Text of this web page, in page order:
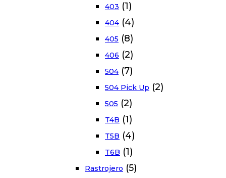
403 (1)
404 (4)
405 (8)
406 (2)
504 (7)
504 Pick Up (2)
505 (2)
T4B (1)
T5B (4)
T6B (1)
Rastrojero (5)